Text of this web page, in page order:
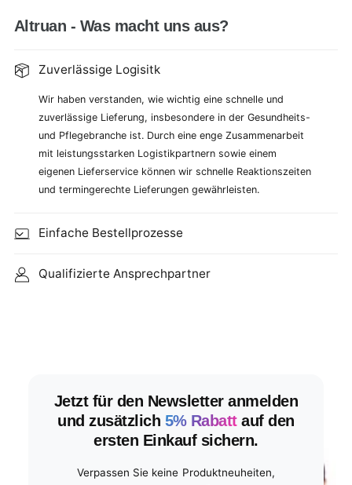
Altruan - Was macht uns aus?
Zuverlässige Logisitk
Wir haben verstanden, wie wichtig eine schnelle und
zuverlässige Lieferung, insbesondere in der Gesundheits-
und Pflegebranche ist. Durch eine enge Zusammenarbeit
mit leistungsstarken Logistikpartnern sowie einem
eigenen Lieferservice können wir schnelle Reaktionszeiten
und termingerechte Lieferungen gewährleisten.
Einfache Bestellprozesse
Qualifizierte Ansprechpartner
Jetzt für den Newsletter anmelden
und zusätzlich 5% Rabattauf den
ersten Einkauf sichern.
Verpassen Sie keine Produktneuheiten,